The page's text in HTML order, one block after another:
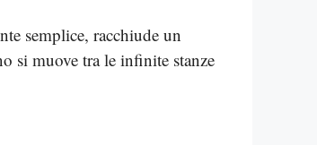
semplice, racchiude un
si muove tra le infinite stanze